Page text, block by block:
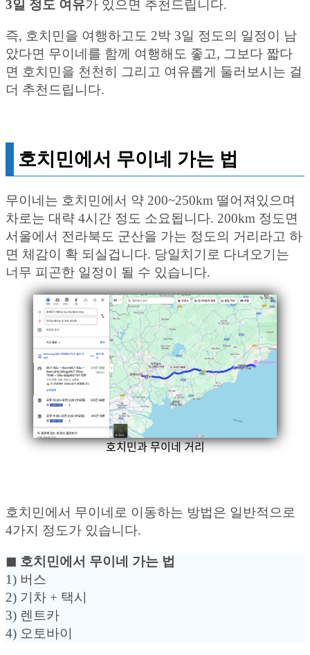
3일 정도 여유가 있으면 추천드립니다.
즉, 호치민을 여행하고도 2박 3일 정도의 일정이 남
았다면 무이네를 함께 여행해도 좋고, 그보다 짧다
면 호치민을 천천히 그리고 여유롭게 둘러보시는 걸
더 추천드립니다.
호치민에서 무이네 가는 법
무이네는 호치민에서 약 200~250km 떨어져있으며
차로는 대략 4시간 정도 소요됩니다. 200km 정도면
서울에서 전라북도 군산을 가는 정도의 거리라고 하
면 체감이 확 되실겁니다. 당일치기로 다녀오기는
너무 피곤한 일정이 될 수 있습니다.
호치민과 무이네 거리
호치민에서 무이네로 이동하는 방법은 일반적으로
4가지 정도가 있습니다.
◼︎ 호치민에서 무이네 가는 법
1) 버스
2) 기차 + 택시
3) 렌트카
4) 오토바이